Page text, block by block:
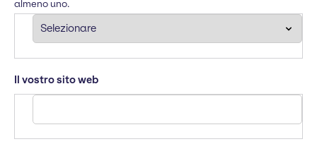
almeno uno.
Il vostro sito web